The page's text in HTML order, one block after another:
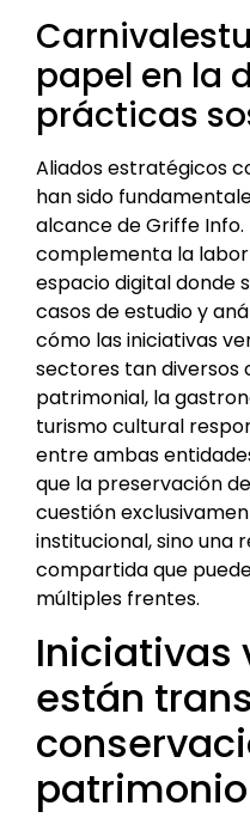
papel en la
prácticas
Aliados estratégicos
han sido
alcance de Griffe
complementa la
espacio digital donde
casos de estudio y
cómo las iniciativas
sectores tan
patrimonial, la
turismo cultural
entre ambas
que la preservación
cuestión
institucional, sino una
compartida que
múltiples frentes.
Iniciativas
están
patrimonio